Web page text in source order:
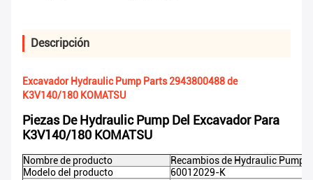
Descripción
Excavador Hydraulic Pump Parts 2943800488 de
K3V140/180 KOMATSU
Piezas De Hydraulic Pump Del Excavador Para
K3V140/180 KOMATSU
Nombre de producto
Recambios de Hydraulic Pump
Modelo del producto
60012029-K